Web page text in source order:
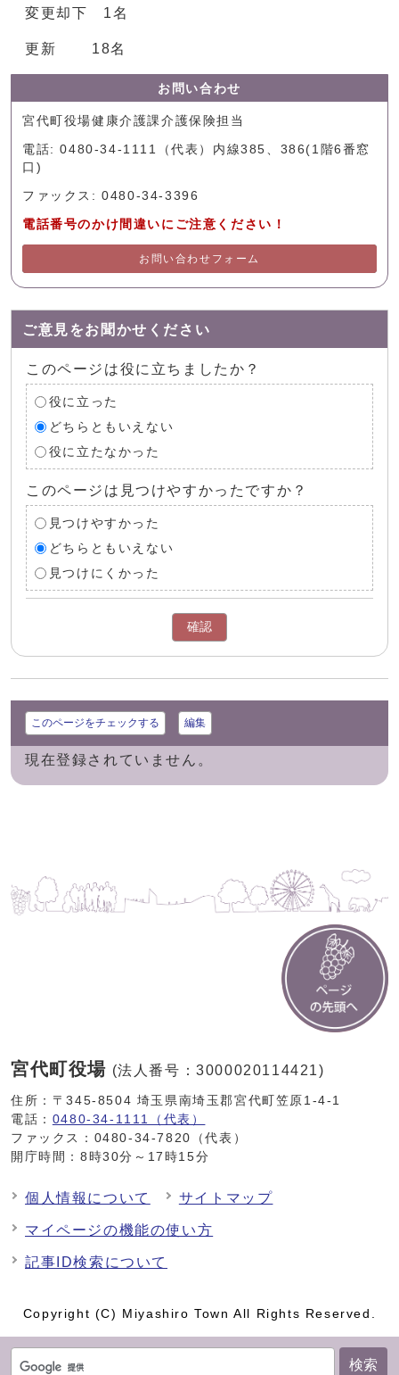
検索
変更却下 1名
更新 18名
お問い合わせ
宮代町役場健康介護課介護保険担当
電話: 0480-34-1111（代表）内線385、386(1階6番窓
口)
ファックス: 0480-34-3396
電話番号のかけ間違いにご注意ください！
お問い合わせフォーム
ご意見をお聞かせください
このページは役に立ちましたか？
役に立った
どちらともいえない
役に立たなかった
このページは見つけやすかったですか？
見つけやすかった
どちらともいえない
見つけにくかった
確認
このページをチェックする 編集
現在登録されていません。
宮代町役場 (法人番号：3000020114421)
住所：〒345-8504 埼玉県南埼玉郡宮代町笠原1-4-1
電話： 0480-34-1111（代表）
ファックス：0480-34-7820（代表）
開庁時間：8時30分～17時15分
個人情報について サイトマップ
マイページの機能の使い方
記事ID検索について
Copyright (C) Miyashiro Town All Rights Reserved.